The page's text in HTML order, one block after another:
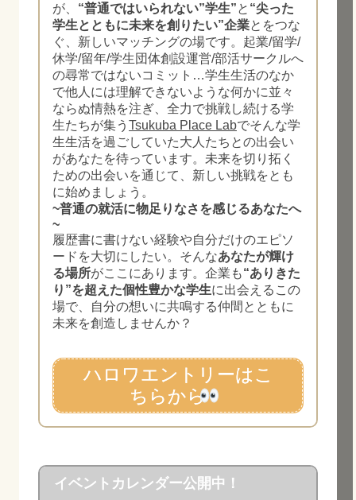
が、 “普通ではいられない”学生”と “尖った
学生とともに未来を創りたい”企業とをつな
ぐ、新しいマッチングの場です。起業/留学/
休学/留年/学生団体創設運営/部活サークルへ
の尋常ではないコミット…学生生活のなか
で他人には理解できないような何かに並々
ならぬ情熱を注ぎ、全力で挑戦し続ける学
生たちが集う Tsukuba Place Labでそんな学
生生活を過ごしていた大人たちとの出会い
があなたを待っています。未来を切り拓く
ための出会いを通じて、新しい挑戦をとも
に始めましょう。
~普通の就活に物足りなさを感じるあなたへ
~
履歴書に書けない経験や自分だけのエピソ
ードを大切にしたい。そんなあなたが輝け
る場所がここにあります。企業も“ありきた
り”を超えた個性豊かな学生に出会えるこの
場で、自分の想いに共鳴する仲間とともに
未来を創造しませんか？
ハロワエントリーはこ
ちらから
イベントカレンダー公開中！